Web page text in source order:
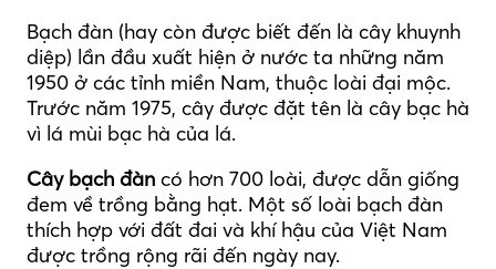
Bạch đàn (hay còn được biết đến là cây khuynh
diệp) lần đầu xuất hiện ở nước ta những năm
1950 ở các tỉnh miền Nam, thuộc loài đại mộc.
Trước năm 1975, cây được đặt tên là cây bạc hà
vì lá mùi bạc hà của lá.
Cây bạch đàn có hơn 700 loài, được dẫn giống
đem về trồng bằng hạt. Một số loài bạch đàn
thích hợp với đất đai và khí hậu của Việt Nam
được trồng rộng rãi đến ngày nay.